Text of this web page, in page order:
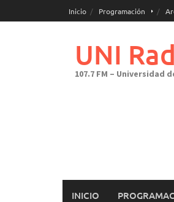
al
Inicio Programación
UNI
107.7 FM – Universidad
INICIO